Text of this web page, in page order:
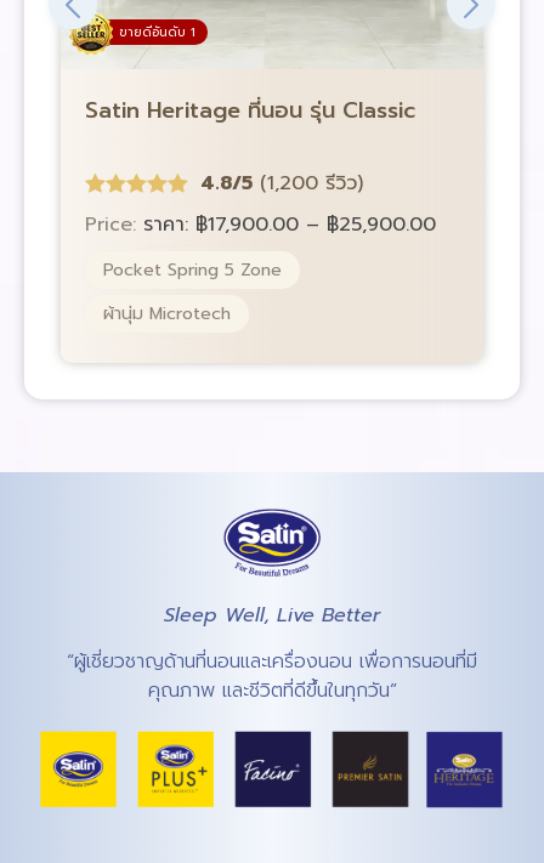
ขายดีอันดับ 1
Satin Heritage ที่นอน รุ่น Classic
4.8/5 (1,200 รีวิว)
Price: ราคา: ฿17,900.00 – ฿25,900.00
Pocket Spring 5 Zone
ผ้านุ่ม Microtech
Sleep Well, Live Better
“ผู้เชี่ยวชาญด้านที่นอนและเครื่องนอน เพื่อการนอนที่มี
คุณภาพ และชีวิตที่ดีขึ้นในทุกวัน”